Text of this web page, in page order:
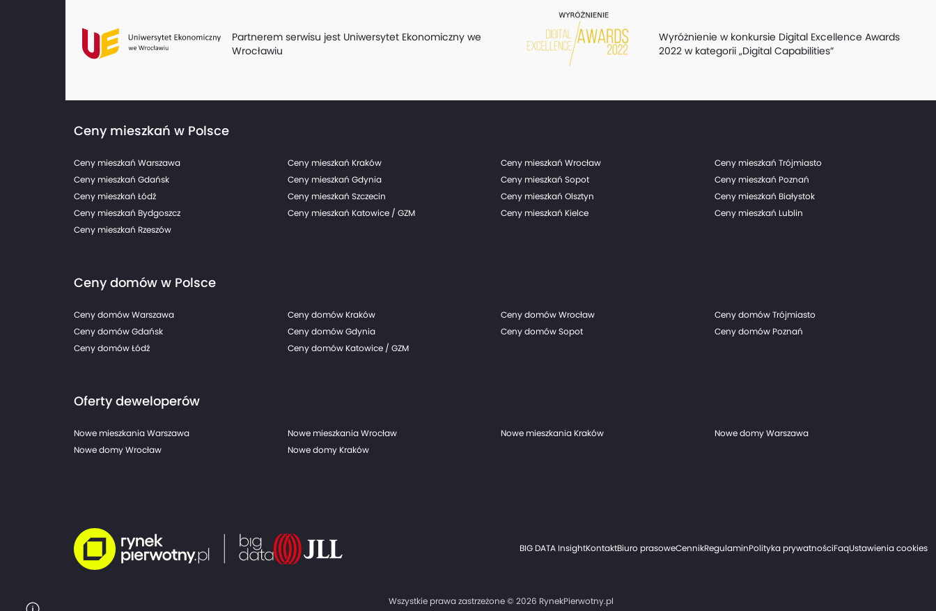
Partnerem serwisu jest Uniwersytet Ekonomiczny we
Wrocławiu
Wyróżnienie w konkursie Digital Excellence Awards
2022 w kategorii „Digital Capabilities”
Ceny mieszkań w Polsce
Ceny mieszkań Warszawa Ceny mieszkań Kraków Ceny mieszkań Wrocław
Ceny mieszkań Trójmiasto
Ceny mieszkań Gdańsk
Ceny mieszkań Gdynia Ceny mieszkań Sopot
Ceny mieszkań Poznań
Ceny mieszkań Łódź
Ceny mieszkań Szczecin Ceny mieszkań Olsztyn
Ceny mieszkań Białystok
Ceny mieszkań Bydgoszcz
Ceny mieszkań Katowice / GZM Ceny mieszkań Kielce
Ceny mieszkań Lublin
Ceny mieszkań Rzeszów
Ceny domów w Polsce
Ceny domów Warszawa Ceny domów Kraków Ceny domów Wrocław
Ceny domów Trójmiasto
Ceny domów Gdańsk
Ceny domów Gdynia Ceny domów Sopot
Ceny domów Poznań
Ceny domów Łódź
Ceny domów Katowice / GZM
Oferty deweloperów
Nowe mieszkania Warszawa Nowe mieszkania Wrocław Nowe mieszkania Kraków
Nowe domy Warszawa
Nowe domy Wrocław
Nowe domy Kraków
BIG DATA InsightKontaktBiuro prasoweCennikRegulaminPolityka prywatnościFaqUstawienia cookies
Wszystkie prawa zastrzeżone © 2026 RynekPierwotny.pl